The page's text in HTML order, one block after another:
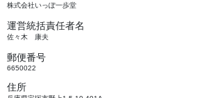
株式会社いっぽ一歩堂
運営統括責任者名
佐々木 康夫
郵便番号
6650022
住所